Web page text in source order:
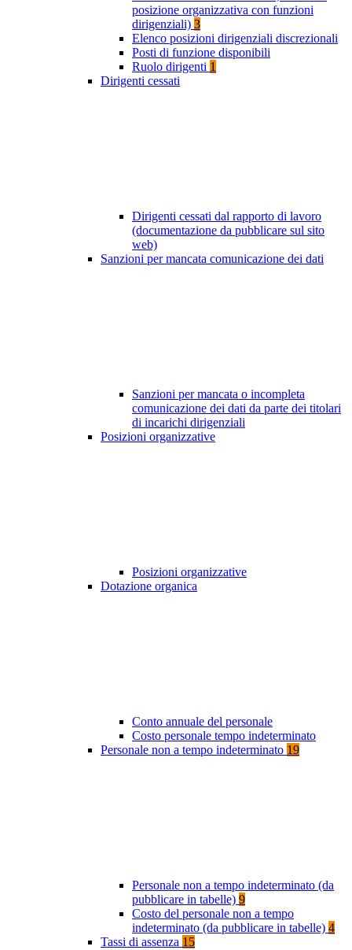
posizione organizzativa con funzioni
dirigenziali) 3
Elenco posizioni dirigenziali discrezionali
Posti di funzione disponibili
Ruolo dirigenti 1
Dirigenti cessati
Dirigenti cessati dal rapporto di lavoro
(documentazione da pubblicare sul sito
web)
Sanzioni per mancata comunicazione dei dati
Sanzioni per mancata o incompleta
comunicazione dei dati da parte dei titolari
di incarichi dirigenziali
Posizioni organizzative
Posizioni organizzative
Dotazione organica
Conto annuale del personale
Costo personale tempo indeterminato
Personale non a tempo indeterminato 19
Personale non a tempo indeterminato (da
pubblicare in tabelle) 9
Costo del personale non a tempo
indeterminato (da pubblicare in tabelle) 4
Tassi di assenza 15